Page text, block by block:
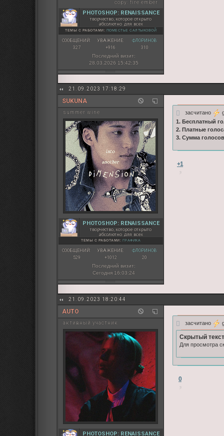
copy: fire ember
PHOTOSHOP: RENAISSANCE
творчество, которое открыто
абсолютно для всех
ТЕМЫ С РАБОТАМИ: ПОМЕСТЬЕ САЛТЫКОВОЙ
СООБЩЕНИЙ:
327
УВАЖЕНИЕ:
+916
ФЛОРИНОВ:
310
Последний визит:
28.03.2026 15:42:35
21.09.2023 17:18:29
SUKUNА
summer wine
PHOTOSHOP: RENAISSANCE
творчество, которое открыто
абсолютно для всех
ТЕМЫ С РАБОТАМИ: ГРАФИКА
СООБЩЕНИЙ:
529
УВАЖЕНИЕ:
+1012
ФЛОРИНОВ:
20
Последний визит:
Сегодня 16:03:24
засчитано
1. Бесплатный
2. Платные
3. Сумма
+1
21.09.2023 18:20:44
AUTO
активный участник
PHOTOSHOP: RENAISSANCE
засчитано
Скрытый
Для просмотра
0